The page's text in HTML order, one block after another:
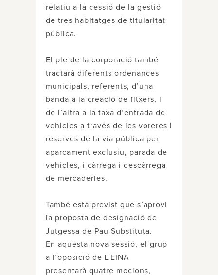
relatiu a la cessió de la gestió
de tres habitatges de titularitat
pública.
El ple de la corporació també
tractarà diferents ordenances
municipals, referents, d’una
banda a la creació de fitxers, i
de l’altra a la taxa d’entrada de
vehicles a través de les voreres i
reserves de la via pública per
aparcament exclusiu, parada de
vehicles, i càrrega i descàrrega
de mercaderies.
També està previst que s’aprovi
la proposta de designació de
Jutgessa de Pau Substituta.
En aquesta nova sessió, el grup
a l’oposició de L’EINA
presentarà quatre mocions,